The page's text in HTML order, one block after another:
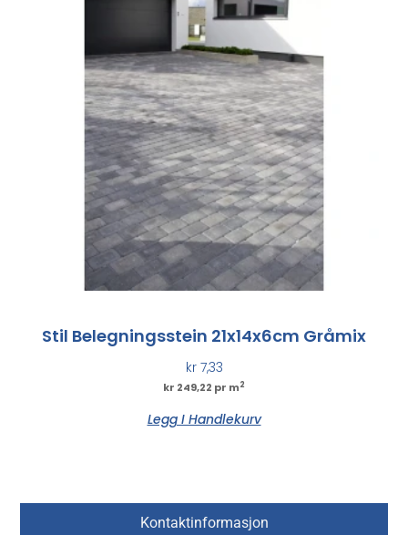
Stil Belegningsstein 21x14x6cm Gråmix
kr7,33
kr 249,22 pr m2
Legg I Handlekurv
Kontaktinformasjon